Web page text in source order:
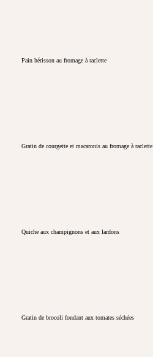
Pain hérisson au fromage à raclette
Gratin de courgette et macaronis au fromage à raclette
Quiche aux champignons et aux lardons
Gratin de brocoli fondant aux tomates séchées